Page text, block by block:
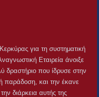
για τη συστηματική
Εταιρεία άνοιξε
δραστήριο που ίδρυσε στην
παράδοση, και την έκανε
διάρκεια αυτής της